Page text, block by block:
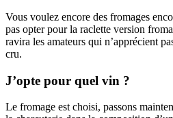
Vous voulez encore des fromages
pas opter pour la raclette version
ravira les amateurs qui n’apprécient
cru.
J’opte pour quel vin ?
Le fromage est choisi, passons